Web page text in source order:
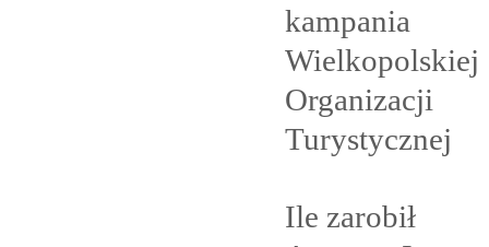
kampania
Wielkopolskiej
Organizacji
Turystycznej
Ile zarobił